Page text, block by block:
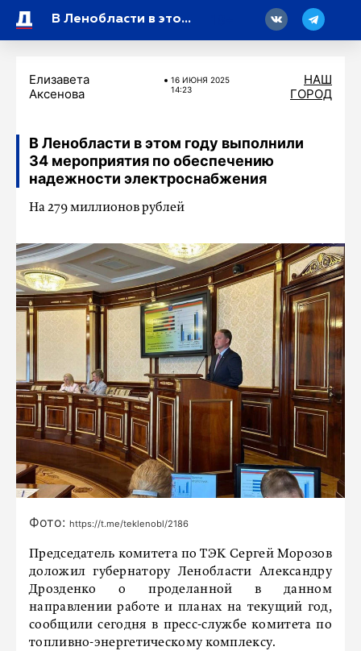
В Ленобласти в этом году выполнили 34 мероприятия по обеспечению надежности электроснабжения
Елизавета
Аксенова
16 ИЮНЯ 2025
14:23
НАШ
ГОРОД
В Ленобласти в этом году выполнили
34 мероприятия по обеспечению
надежности электроснабжения
На 279 миллионов рублей
Фото: https://t.me/teklenobl/2186
Председатель комитета по ТЭК Сергей Морозов
доложил губернатору Ленобласти Александру
Дрозденко о проделанной в данном
направлении работе и планах на текущий год,
сообщили сегодня в пресс-службе комитета по
топливно-энергетическому комплексу.